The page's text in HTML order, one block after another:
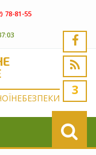
78-81-55
3
НЕБЕЗПЕКИ